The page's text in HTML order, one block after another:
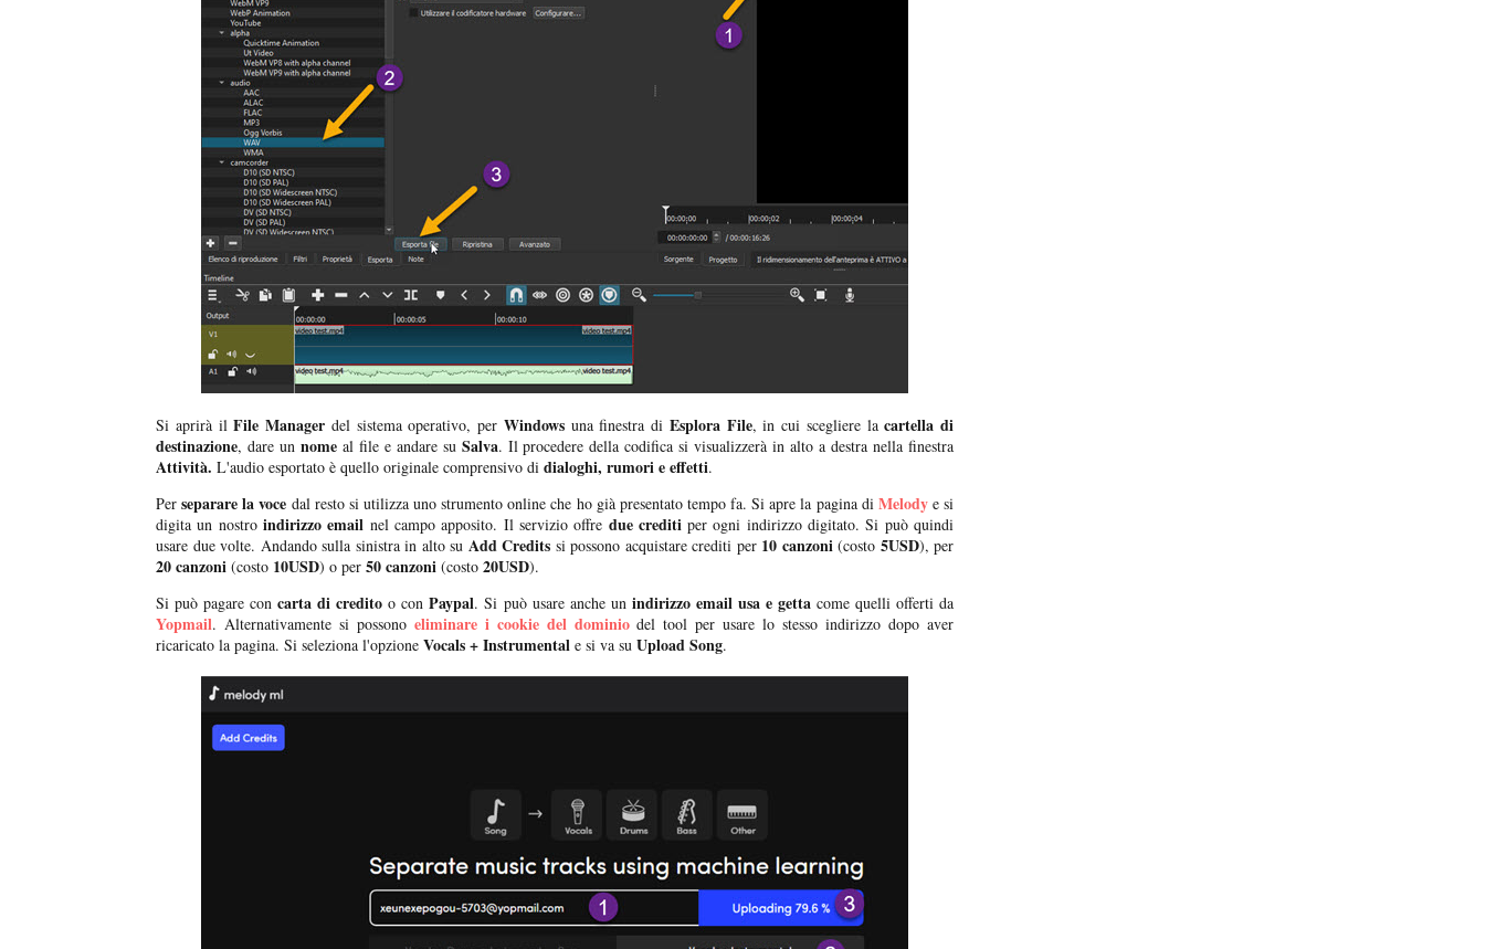
Si aprirà ilFile Manager del sistema operativo, per Windowsuna finestra di Esplora File, in cui scegliere lacartella di
destinazione, dare un nomeal file e andare suSalva. Il procedere della codifica si visualizzerà in alto a destra nella finestra
Attività. L'audio esportato è quello originale comprensivo di dialoghi, rumori e effetti.
Perseparare la voce dal resto si utilizza uno strumento online che ho già presentato tempo fa. Si apre la pagina di Melodye si
digita un nostro indirizzo email nel campo apposito. Il servizio offre due creditiper ogni indirizzo digitato. Si può quindi
usare due volte. Andando sulla sinistra in alto su Add Credits si possono acquistare crediti per 10 canzoni(costo 5USD), per
20 canzoni (costo 10USD) o per 50 canzoni (costo 20USD).
Si può pagare concarta di credito o conPaypal. Si può usare anche un indirizzo email usa e gettacome quelli offerti da
Yopmail. Alternativamente si possono eliminare i cookie del dominiodel tool per usare lo stesso indirizzo dopo aver
ricaricato la pagina. Si seleziona l'opzione Vocals + Instrumental e si va su Upload Song.